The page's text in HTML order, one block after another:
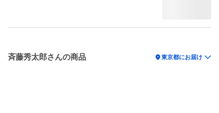
斉藤秀太郎さんの商品 location_on東京都にお届け